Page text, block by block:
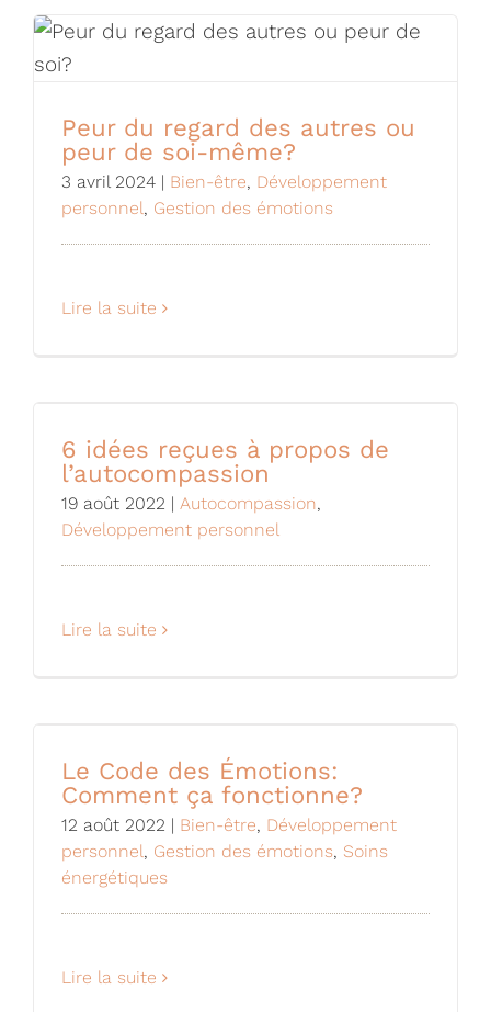
Peur du regard des autres ou
peur de soi-même?
3 avril 2024 | Bien-être, Développement
personnel, Gestion des émotions
Lire la suite
6 idées reçues à propos de
l’autocompassion
19 août 2022 | Autocompassion,
Développement personnel
Lire la suite
Le Code des Émotions:
Comment ça fonctionne?
12 août 2022 | Bien-être, Développement
personnel, Gestion des émotions, Soins
énergétiques
Lire la suite